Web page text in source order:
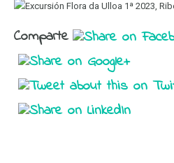
de
Comparte